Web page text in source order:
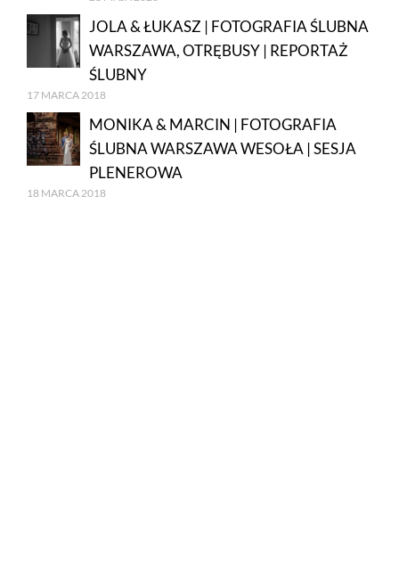
JOLA & ŁUKASZ | FOTOGRAFIA ŚLUBNA
WARSZAWA, OTRĘBUSY | REPORTAŻ
ŚLUBNY
17 MARCA 2018
MONIKA & MARCIN | FOTOGRAFIA
ŚLUBNA WARSZAWA WESOŁA | SESJA
PLENEROWA
18 MARCA 2018